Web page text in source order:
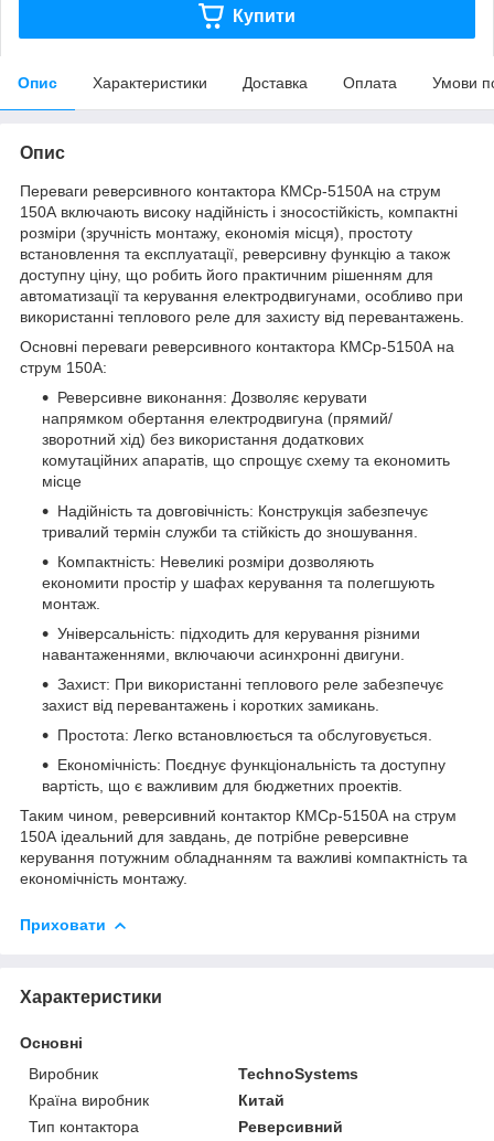
Купити
Опис Характеристики Доставка Оплата Умови
Опис
Переваги реверсивного контактора КМСр-5150А на струм
150А включають високу надійність і зносостійкість, компактні
розміри (зручність монтажу, економія місця), простоту
встановлення та експлуатації, реверсивну функцію а також
доступну ціну, що робить його практичним рішенням для
автоматизації та керування електродвигунами, особливо при
використанні теплового реле для захисту від перевантажень.
Основні переваги реверсивного контактора КМСр-5150А на
струм 150А:
Реверсивне виконання: Дозволяє керувати
напрямком обертання електродвигуна (прямий/
зворотний хід) без використання додаткових
комутаційних апаратів, що спрощує схему та економить
місце
Надійність та довговічність: Конструкція забезпечує
тривалий термін служби та стійкість до зношування.
Компактність: Невеликі розміри дозволяють
економити простір у шафах керування та полегшують
монтаж.
Універсальність: підходить для керування різними
навантаженнями, включаючи асинхронні двигуни.
Захист: При використанні теплового реле забезпечує
захист від перевантажень і коротких замикань.
Простота: Легко встановлюється та обслуговується.
Економічність: Поєднує функціональність та доступну
вартість, що є важливим для бюджетних проектів.
Таким чином, реверсивний контактор КМСр-5150А на струм
150А ідеальний для завдань, де потрібне реверсивне
керування потужним обладнанням та важливі компактність та
економічність монтажу.
Приховати
Характеристики
Основні
Виробник
TechnoSystems
Країна виробник
Китай
Тип контактора
Реверсивний